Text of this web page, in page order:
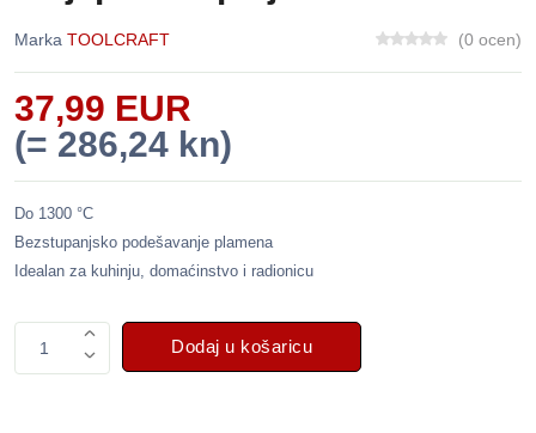
Marka TOOLCRAFT (0 ocen)
37,99 EUR
(= 286,24 kn)
Do 1300 °C
Bezstupanjsko podešavanje plamena
Idealan za kuhinju, domaćinstvo i radionicu
1 Dodaj u košaricu